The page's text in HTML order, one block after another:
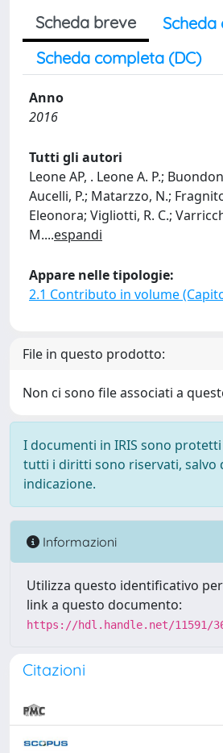
Scheda breve
Scheda completa (DC)
Anno
2016
Tutti gli autori
Leone AP, . Leone A. P.;
Aucelli, P.; Matarzzo, N.;
Eleonora; Vigliotti, R. C.;
M....espandi
Appare nelle tipologie:
2.1 Contributo in volume
File in questo prodotto:
Non ci sono file associati a
I documenti in IRIS sono
tutti i diritti sono riservati, salvo
indicazione.
Informazioni
Utilizza questo identificativo
link a questo documento:
https://hdl.handle.net/11591/
Citazioni